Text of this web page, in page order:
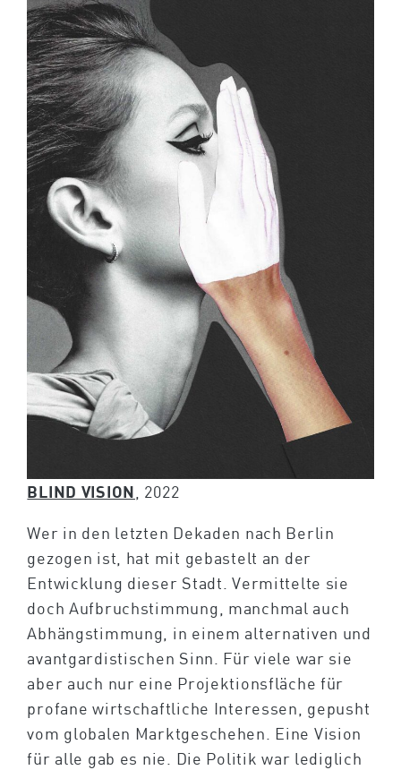
BLIND VISION , 2022
Wer in den letzten Dekaden nach Berlin
gezogen ist, hat mit gebastelt an der
Entwicklung dieser Stadt. Vermittelte sie
doch Aufbruchstimmung, manchmal auch
Abhängstimmung, in einem alternativen und
avantgardistischen Sinn. Für viele war sie
aber auch nur eine Projektionsfläche für
profane wirtschaftliche Interessen, gepusht
vom globalen Marktgeschehen. Eine Vision
für alle gab es nie. Die Politik war lediglich